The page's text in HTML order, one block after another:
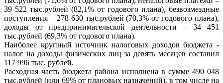
39 522 тыс.рублей (82,1% от годового плана), безвозмездные
поступления – 278 630 тыс.рублей (70,3% от годового плана),
доходы от предпринимательской деятельности – 34 451
тыс.рублей (69,3% от годового плана).
Наиболее крупный источник налоговых доходов бюджета -
налог на доходы физических лиц за девять месяцев составил
117 996 тыс. рублей.
Расходная часть бюджета района исполнена в сумме 490 048
тыс.рублей (или 69% от плановых назначений), в том числе на